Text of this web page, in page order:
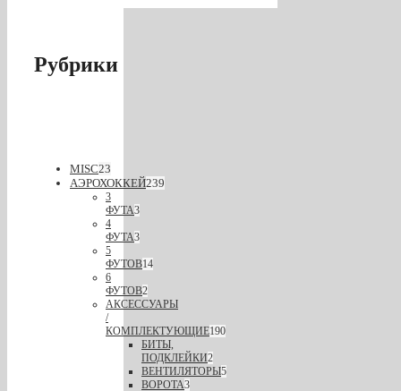
Рубрики
MISC23
АЭРОХОККЕЙ239
3
ФУТА3
4
ФУТА3
5
ФУТОВ14
6
ФУТОВ2
АКСЕССУАРЫ
/
КОМПЛЕКТУЮЩИЕ190
БИТЫ,
ПОДКЛЕЙКИ2
ВЕНТИЛЯТОРЫ5
ВОРОТА3